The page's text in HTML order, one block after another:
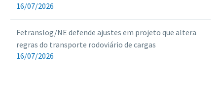
16/07/2026
Fetranslog/NE defende ajustes em projeto que altera
regras do transporte rodoviário de cargas
16/07/2026